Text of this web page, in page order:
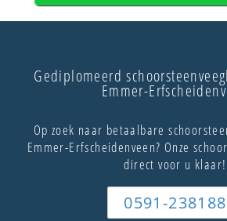
Gediplomeerd
Emmer-
Op zoek naar betaalbare
Emmer-Erfscheidenveen? Onze
direct voor u klaar!
0591-238188